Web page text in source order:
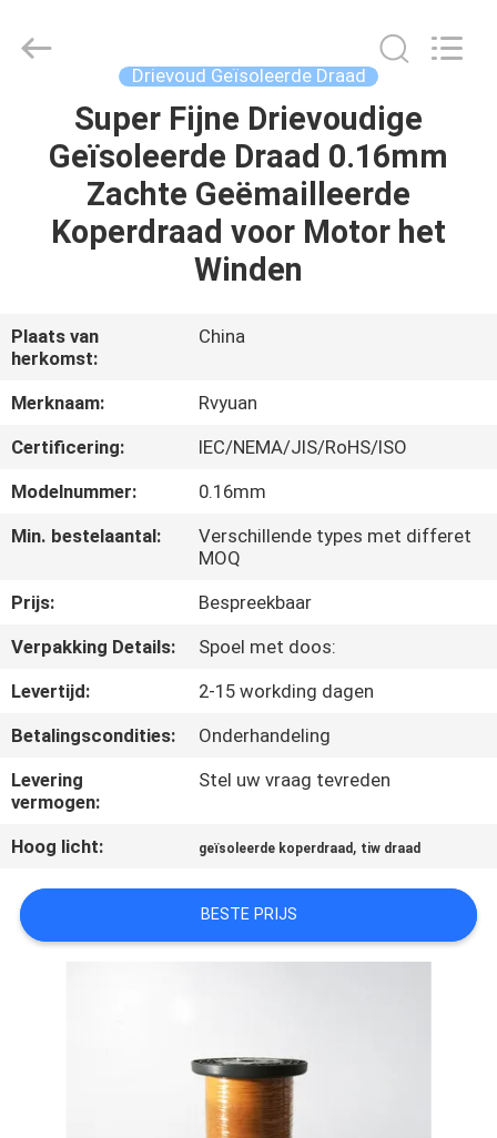
PRODUCTEN
VIDEOS
ONGEVEER
ONS
FABRIEKSREIS
KWALITEITSCONTROLE
ONS
NIEUWS
OM EEN
CITAAT
SITEMAP
Material
Co,.Ltd.
Drievoud Geïsoleerde Draad
Super Fijne Drievoudige
Geïsoleerde Draad 0.16mm
Zachte Geëmailleerde
Koperdraad voor Motor het
Winden
Plaats van
herkomst:
China
Merknaam:
Rvyuan
Certificering:
IEC/NEMA/JIS/RoHS/ISO
Modelnummer:
0.16mm
Min. bestelaantal:
Verschillende types met differet
MOQ
Prijs:
Bespreekbaar
Verpakking Details:
Spoel met doos:
Levertijd:
2-15 workding dagen
Betalingscondities:
Onderhandeling
Levering
vermogen:
Stel uw vraag tevreden
Hoog licht: geïsoleerde koperdraad , tiw draad
BESTE PRIJS